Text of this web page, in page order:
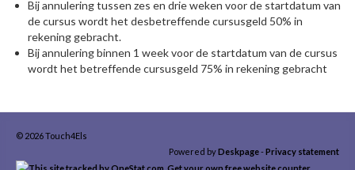
Bij annulering tussen zes en drie weken voor de startdatum van
de cursus wordt het desbetreffende cursusgeld 50% in
rekening gebracht.
Bij annulering binnen 1 week voor de startdatum van de cursus
wordt het betreffende cursusgeld 75% in rekening gebracht
© 2026 Touch4Els
Powered byDeskpage-Privacy statement